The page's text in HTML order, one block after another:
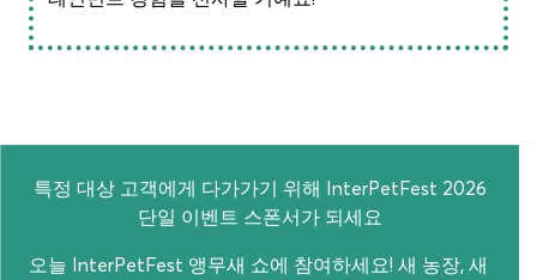
특정 대상 고객에게 다가가기 위해 InterPetFest 2026
단일 이벤트 스폰서가 되세요
오늘 InterPetFest 앵무새 쇼에 참여하세요! 새 농장, 새